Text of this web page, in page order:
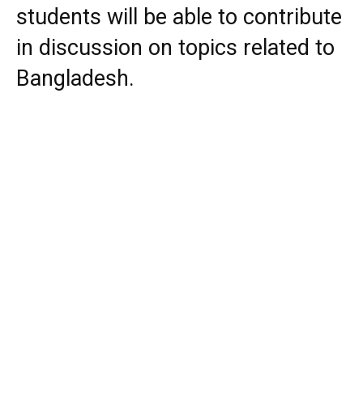
students will be able to contribute
in discussion on topics related to
Bangladesh.